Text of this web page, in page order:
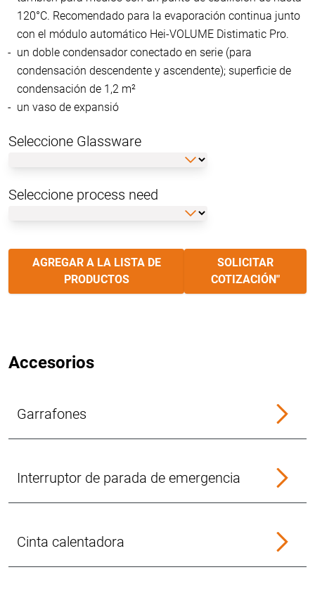
120°C. Recomendado para la evaporación continua junto
con el módulo automático Hei-VOLUME Distimatic Pro.
un doble condensador conectado en serie (para
condensación descendente y ascendente); superficie de
condensación de 1,2 m²
un vaso de expansió
Seleccione Glassware
Seleccione process need
AGREGAR A LA LISTA DE
PRODUCTOS
SOLICITAR
COTIZACIÓN"
Accesorios
Garrafones
Interruptor de parada de emergencia
Cinta calentadora